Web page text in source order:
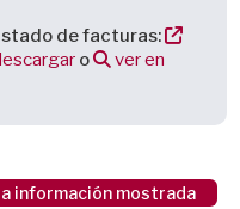
de facturas:
o
ver en
información mostrada